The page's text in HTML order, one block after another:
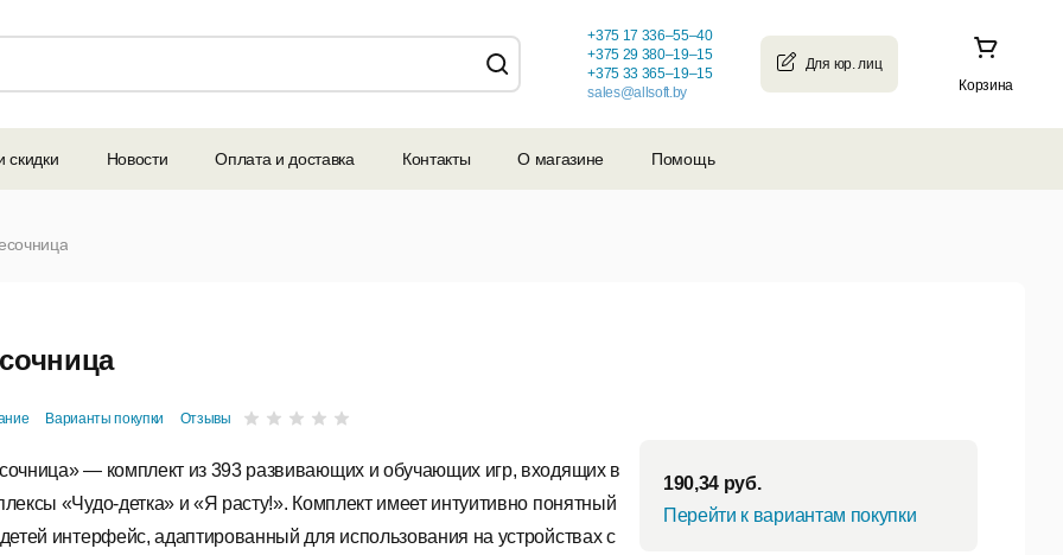
Корзина
+375 17 336–55–40
+375 29 380–19–15
+375 33 365–19–15
sales@allsoft.by
скидки Новости Оплата и доставка Контакты О магазине Помощь
Варианты покупки Отзывы
— комплект из 393 раз­вивающих и обу­чающих игр, входящих в
«Чудо-детка» и «Я расту!». Комплект имеет ин­туи­тивно понятный
ин­терфейс, адапти­рованный для использования на уст­ройствах с
190,34 руб.
Перейти к вариантам покупки